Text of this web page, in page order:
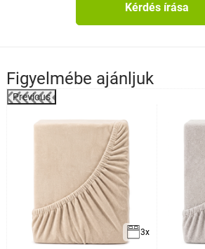
Kérdés írása
Figyelmébe ajánljuk
Previous
3x